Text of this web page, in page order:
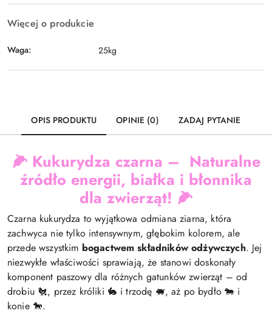
Więcej o produkcie
Waga: 25kg
OPIS PRODUKTU OPINIE (0) ZADAJ PYTANIE
🌽 Kukurydza czarna – Naturalne
źródło energii, białka i błonnika
dla zwierząt! 🌽
Czarna kukurydza to wyjątkowa odmiana ziarna, która
zachwyca nie tylko intensywnym, głębokim kolorem, ale
przede wszystkim bogactwem składników odżywczych. Jej
niezwykłe właściwości sprawiają, że stanowi doskonały
komponent paszowy dla różnych gatunków zwierząt – od
drobiu 🐔, przez króliki 🐇 i trzodę 🐖, aż po bydło 🐄 i
konie 🐎.